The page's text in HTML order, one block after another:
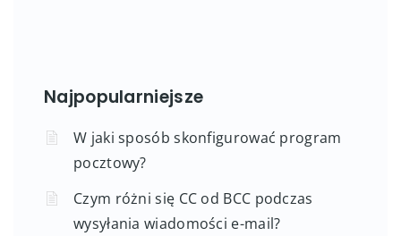
Najpopularniejsze
W jaki sposób skonfigurować program
pocztowy?
Czym różni się CC od BCC podczas
wysyłania wiadomości e-mail?